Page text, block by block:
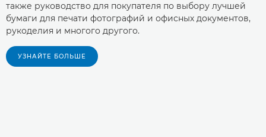
также руководство для покупателя по выбору лучшей
бумаги для печати фотографий и офисных документов,
рукоделия и многого другого.
УЗНАЙТЕ БОЛЬШЕ